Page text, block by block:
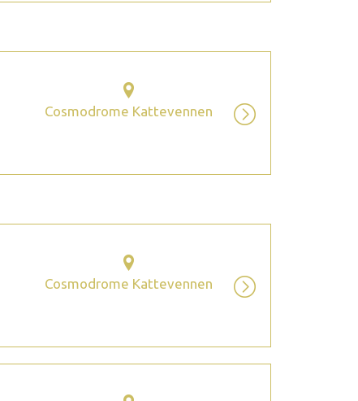
Cosmodrome Kattevennen
Cosmodrome Kattevennen